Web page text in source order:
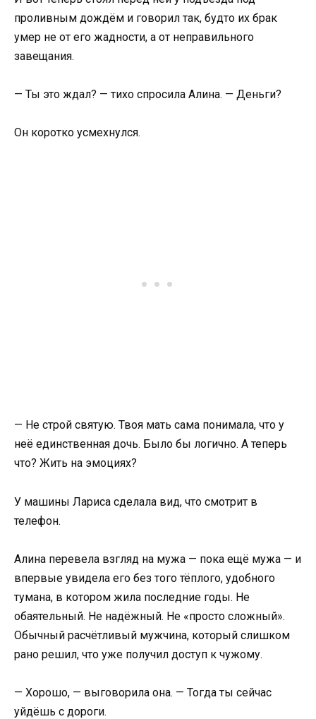
проливным дождём и говорил так, будто их брак
умер не от его жадности, а от неправильного
завещания.
— Ты это ждал? — тихо спросила Алина. — Деньги?
Он коротко усмехнулся.
— Не строй святую. Твоя мать сама понимала, что у
неё единственная дочь. Было бы логично. А теперь
что? Жить на эмоциях?
У машины Лариса сделала вид, что смотрит в
телефон.
Алина перевела взгляд на мужа — пока ещё мужа — и
впервые увидела его без того тёплого, удобного
тумана, в котором жила последние годы. Не
обаятельный. Не надёжный. Не «просто сложный».
Обычный расчётливый мужчина, который слишком
рано решил, что уже получил доступ к чужому.
— Хорошо, — выговорила она. — Тогда ты сейчас
уйдёшь с дороги.